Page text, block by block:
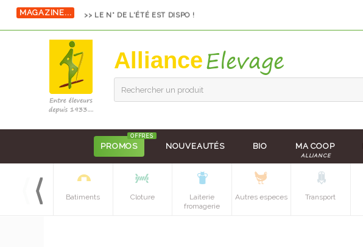
MAGAZINE... >> LE N° DE L'ÉTÉ EST DISPO !
Alliance
Rechercher un produit
PROMOS
OFFRES
NOUVEAUTÉS BIO MA COOP
ALLIANCE
Equipements
Batiments Cloture
Laiterie
fromagerie
Autres especes Transport